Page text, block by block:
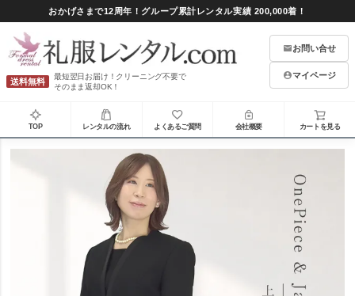
おかげさまで12周年！グループ累計レンタル実績 200,000着！
送料無料
最短翌日お届け！クリーニング不要で
そのまま返却OK！
お問い合せ
マイページ
TOP レンタルの流れ よくあるご質問 会社概要 カートを見る